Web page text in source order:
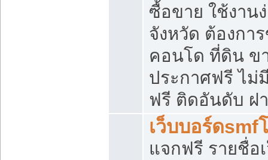
ซื้อขาย ใช้งาน
จังหวัด ต้องกา
คอนโด ที่ดิน ข
ประกาศฟรี ไม่
ฟรี ติดอันดับ ฝ
เว็บบอร์ดsmf
แจกฟรี รายชื่อ